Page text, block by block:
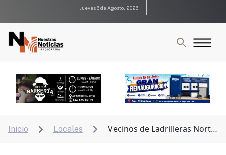
Jueves 6 de Agosto, 2026
Inicio  Locales 
Vecinos de Ladrilleras Norte